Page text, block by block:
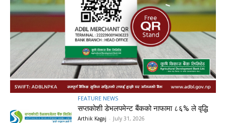
FEATURE NEWS
सप्तकोशी डेभलपमेन्ट बैंकको नाफामा ८६% ले वृद्धि
Arthik Kagaj - July 31, 2026